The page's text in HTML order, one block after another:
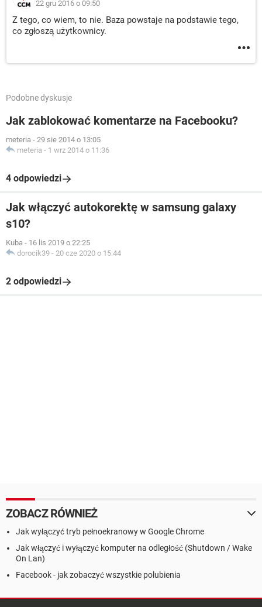
22 gru 2016 o 09:50
Z tego, co wiem, to nie. Baza powstaje na podstawie tego,
co zgłoszą użytkownicy.
Podobne dyskusje
Jak zablokować komentarze na Facebooku?
meteria - 29 sie 2014 o 13:05
meteria - 1 wrz 2014 o 11:36
4 odpowiedzi
Jak włączyć autokorektę w samsung galaxy
s10?
Kuba - 16 lis 2019 o 22:25
dorocik39 - 20 cze 2020 o 15:44
2 odpowiedzi
ZOBACZ RÓWNIEŻ
Jak wyłączyć tryb pełnoekranowy w Google Chrome
Jak włączyć i wyłączyć komputer na odległość (Shutdown / Wake
On Lan)
Facebook - jak zobaczyć wszystkie polubienia